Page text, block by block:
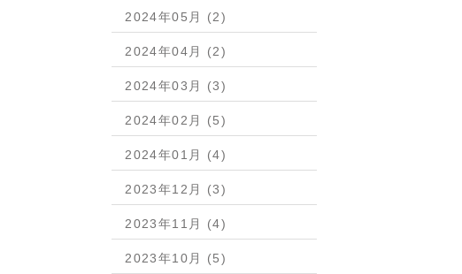
2024年05月 (2)
2024年04月 (2)
2024年03月 (3)
2024年02月 (5)
2024年01月 (4)
2023年12月 (3)
2023年11月 (4)
2023年10月 (5)